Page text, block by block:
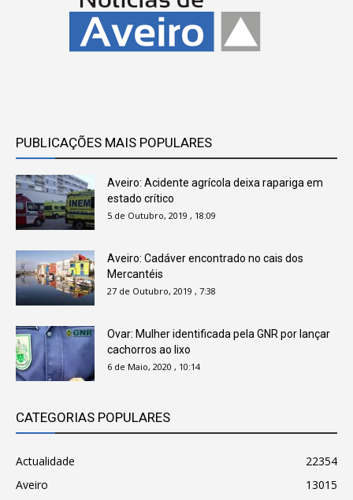
PUBLICAÇÕES MAIS POPULARES
Aveiro: Acidente agrícola deixa rapariga em
estado crítico
5 de Outubro, 2019 , 18:09
Aveiro: Cadáver encontrado no cais dos
Mercantéis
27 de Outubro, 2019 , 7:38
Ovar: Mulher identificada pela GNR por lançar
cachorros ao lixo
6 de Maio, 2020 , 10:14
CATEGORIAS POPULARES
Actualidade
22354
Aveiro
13015